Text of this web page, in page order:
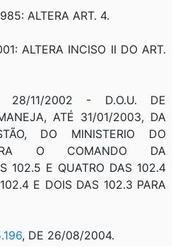
ALTERA ART. 4.
ALTERA INCISO II DO ART.
28/11/2002 - D.O.U. DE
ATÉ 31/01/2003, DA
DO MINISTERIO DO
O COMANDO DA
102.5 E QUATRO DAS 102.4
E DOIS DAS 102.3 PARA
, DE 26/08/2004.